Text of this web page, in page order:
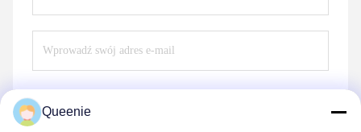
Queenie